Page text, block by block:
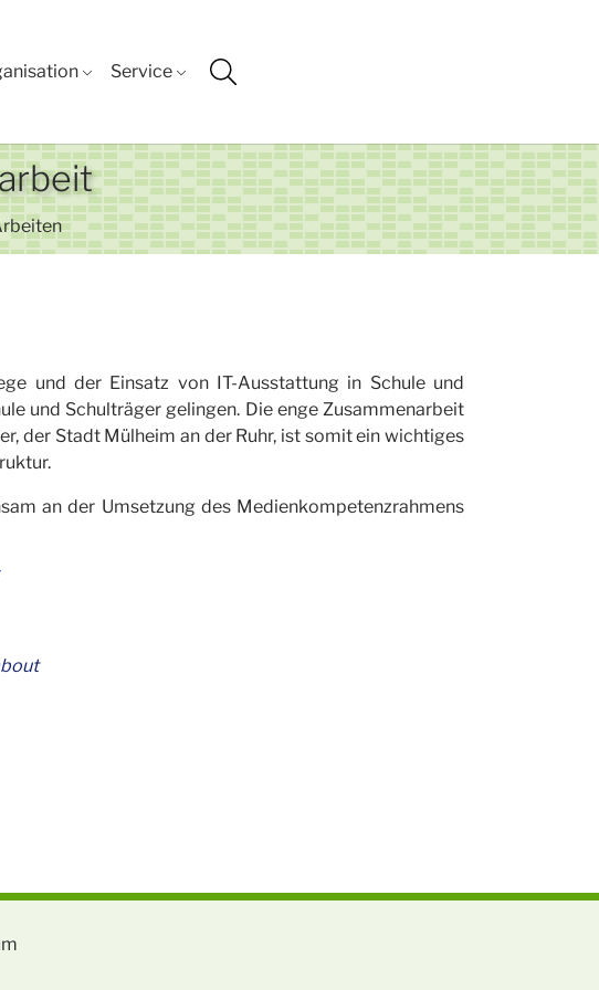
Service
und der Einsatz von IT-Ausstattung in Schule und
und Schulträger gelingen. Die enge Zusammenarbeit
der Stadt Mülheim an der Ruhr, ist somit ein wichtiges
an der Umsetzung des Medienkompetenzrahmens